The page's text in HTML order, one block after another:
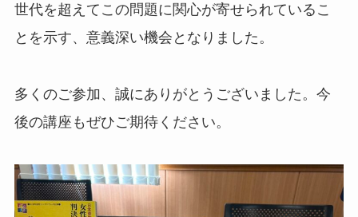
世代を超えてこの問題に関心が寄せられているこ
とを示す、意義深い機会となりました。
多くのご参加、誠にありがとうございました。今
後の講座もぜひご期待ください。